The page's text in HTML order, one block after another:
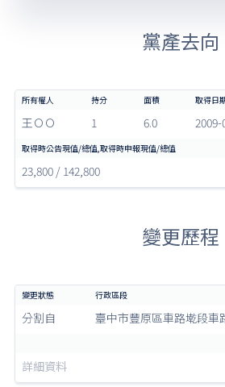
黨產去向
王ＯＯ 1 6.0 2009-
23,800 / 142,800
變更歷程
分割自 臺中市豐原區車路墘段車
詳細資料